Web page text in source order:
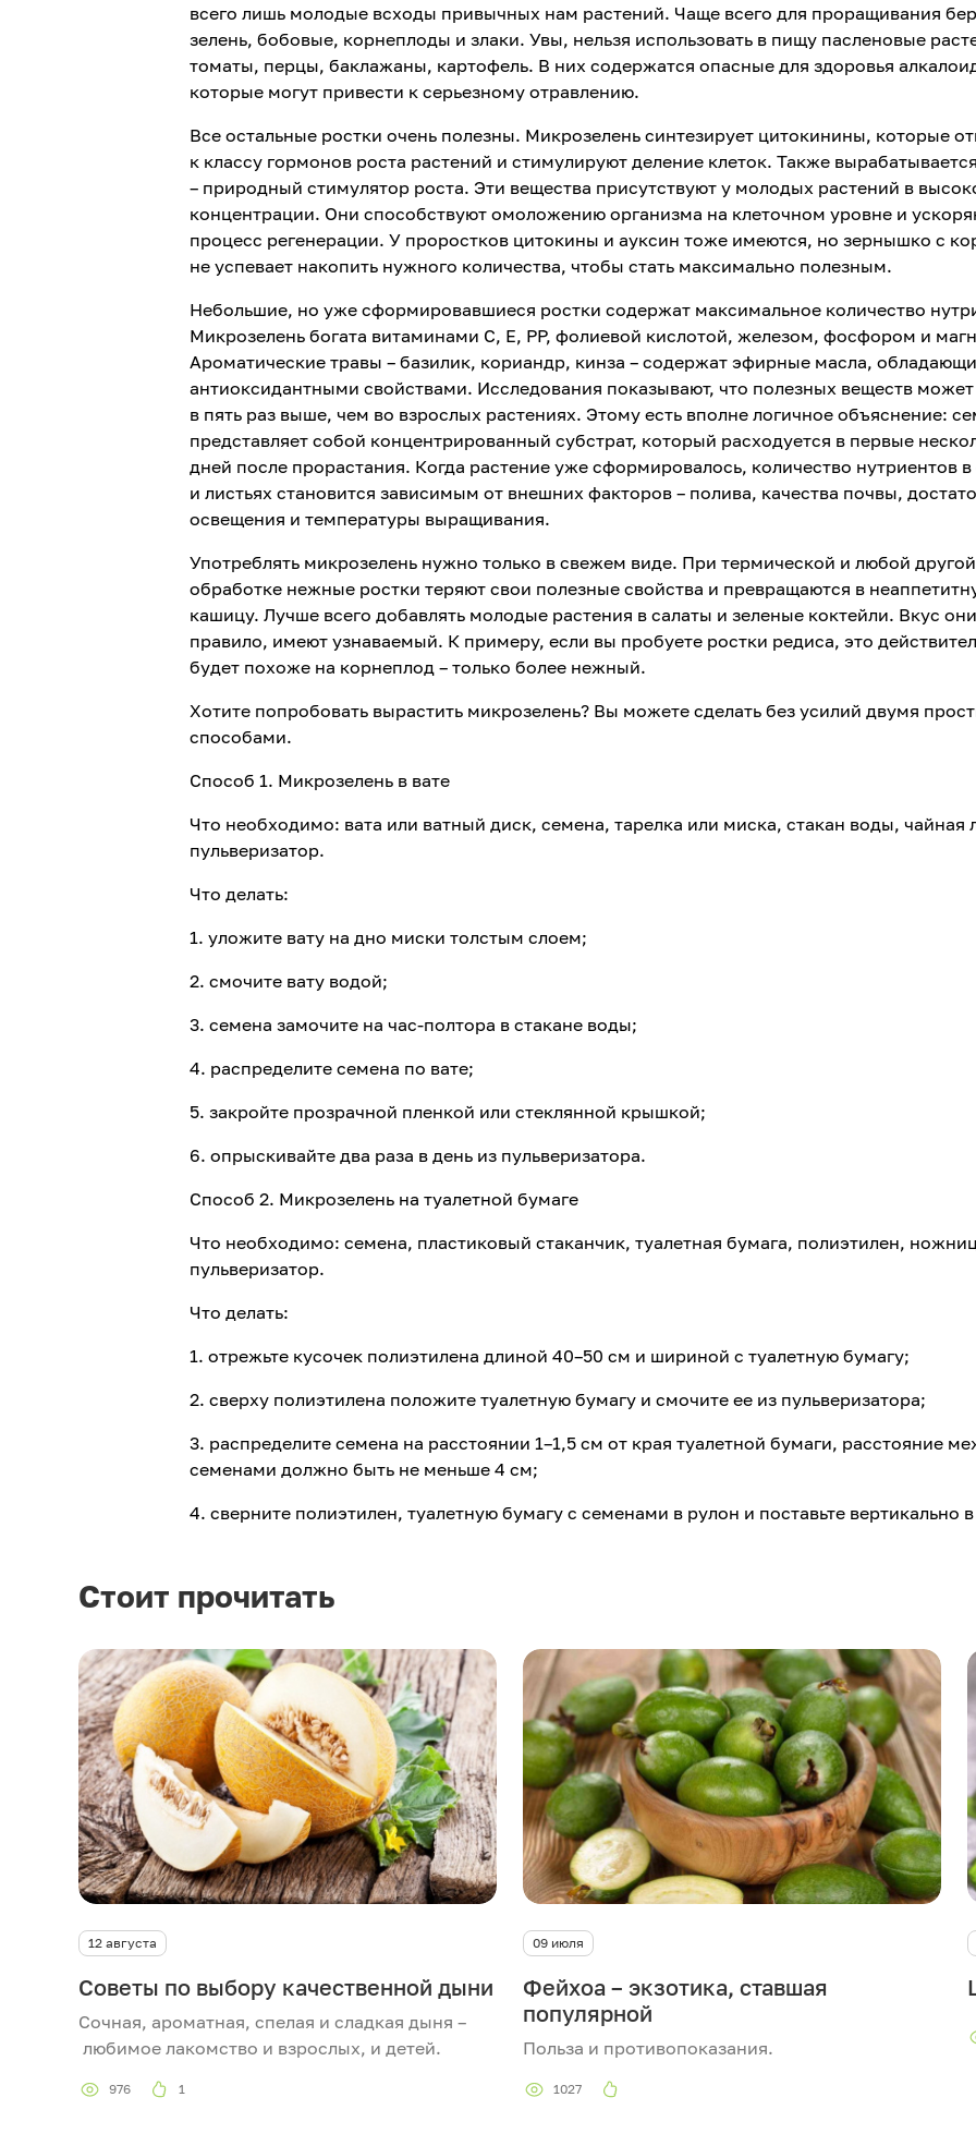
всего лишь молодые всходы привычных нам растений. Чаще всего для проращивания
зелень, бобовые, корнеплоды и злаки. Увы, нельзя использовать в пищу пасленовые
томаты, перцы, баклажаны, картофель. В них содержатся опасные для здоровья
которые могут привести к серьезному отравлению.
Все остальные ростки очень полезны. Микрозелень синтезирует цитокинины, которые
к классу гормонов роста растений и стимулируют деление клеток. Также
– природный стимулятор роста. Эти вещества присутствуют у молодых растений в
концентрации. Они способствуют омоложению организма на клеточном уровне и
процесс регенерации. У проростков цитокины и ауксин тоже имеются, но зернышко с
не успевает накопить нужного количества, чтобы стать максимально полезным.
Небольшие, но уже сформировавшиеся ростки содержат максимальное количество
Микрозелень богата витаминами С, Е, РР, фолиевой кислотой, железом, фосфором и
Ароматические травы – базилик, кориандр, кинза – содержат эфирные масла,
антиоксидантными свойствами. Исследования показывают, что полезных веществ
в пять раз выше, чем во взрослых растениях. Этому есть вполне логичное объяснение:
представляет собой концентрированный субстрат, который расходуется в первые
дней после прорастания. Когда растение уже сформировалось, количество нутриентов в
и листьях становится зависимым от внешних факторов – полива, качества почвы,
освещения и температуры выращивания.
Употреблять микрозелень нужно только в свежем виде. При термической и любой другой
обработке нежные ростки теряют свои полезные свойства и превращаются в
кашицу. Лучше всего добавлять молодые растения в салаты и зеленые коктейли. Вкус
правило, имеют узнаваемый. К примеру, если вы пробуете ростки редиса, это
будет похоже на корнеплод – только более нежный.
Хотите попробовать вырастить микрозелень? Вы можете сделать без усилий двумя
способами.
Способ 1. Микрозелень в вате
Что необходимо: вата или ватный диск, семена, тарелка или миска, стакан воды, чайная
пульверизатор.
Что делать:
1. уложите вату на дно миски толстым слоем;
2. смочите вату водой;
3. семена замочите на час-полтора в стакане воды;
4. распределите семена по вате;
5. закройте прозрачной пленкой или стеклянной крышкой;
6. опрыскивайте два раза в день из пульверизатора.
Способ 2. Микрозелень на туалетной бумаге
Что необходимо: семена, пластиковый стаканчик, туалетная бумага, полиэтилен,
пульверизатор.
Что делать:
1. отрежьте кусочек полиэтилена длиной 40–50 см и шириной с туалетную бумагу;
2. сверху полиэтилена положите туалетную бумагу и смочите ее из пульверизатора;
3. распределите семена на расстоянии 1–1,5 см от края туалетной бумаги, расстояние
семенами должно быть не меньше 4 см;
4. сверните полиэтилен, туалетную бумагу с семенами в рулон и поставьте вертикально
Стоит прочитать
12 августа
Советы по выбору качественной дыни
Сочная, ароматная, спелая и сладкая дыня –
любимое лакомство и взрослых, и детей.
976 1
09 июля
Фейхоа – экзотика, ставшая
популярной
Польза и противопоказания.
1027